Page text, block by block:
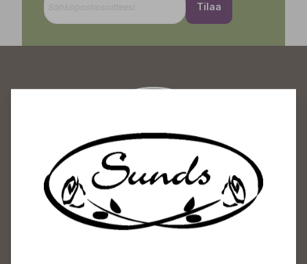
Tilaa
Sundin Puutarhakeskus
Avoinna
Arkisin 09-18
Lauantaisin 09-16
Sunnuntaisin Itsepalvelu